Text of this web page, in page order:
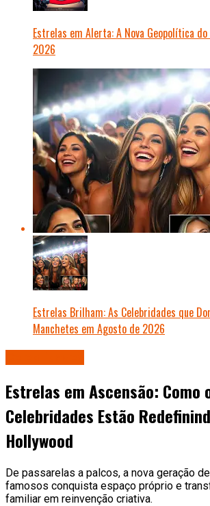
Estrelas em Alerta: A Nova Geopolítica
2026
Estrelas Brilham: As Celebridades que
Manchetes em Agosto de 2026
Estrelas em Ascensão: Como
Celebridades Estão
Hollywood
De passarelas a palcos, a nova geração
famosos conquista espaço próprio e
familiar em reinvenção criativa.